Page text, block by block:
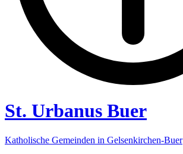
St. Urbanus Buer
Katholische Gemeinden in Gelsenkirchen-Buer